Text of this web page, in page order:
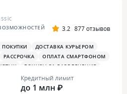
3.2 877 отзывов
ПОКУПКИ
ДОСТАВКА КУРЬЕРОМ
РАССРОЧКА
ОПЛАТА СМАРТФОНОМ
БОНУСЫ ЗА РАЗВЛЕЧЕНИЯ
Кредитный лимит
до 1 млн ₽